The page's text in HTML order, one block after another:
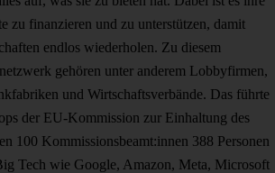
zu finanzieren und zu unterstützen, damit
endlos wiederholen. Zu diesem
gehören unter anderem Lobbyfirmen,
und Wirtschaftsverbände. Das führte
der EU-Kommission zur Einhaltung des
100 Kommissionsbeamt:innen 388 Personen
Tech wie Google, Amazon, Meta, Microsoft